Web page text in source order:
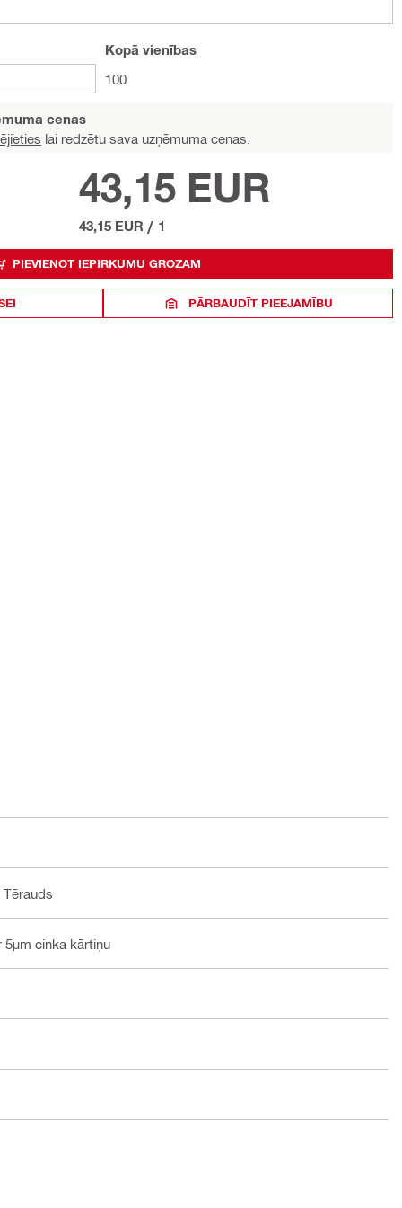
Kopā vienības
100
cenas
lai redzētu sava uzņēmuma cenas.
43,15 EUR
43,15 EUR / 1
PIEVIENOT IEPIRKUMU GROZAM
PĀRBAUDĪT PIEEJAMĪBU
cinka kārtiņu